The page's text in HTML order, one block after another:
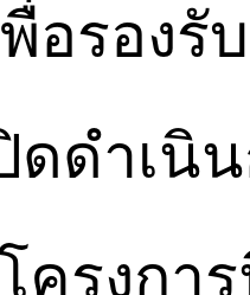
พื่อรอง
ดดำเนิ
ครงกา